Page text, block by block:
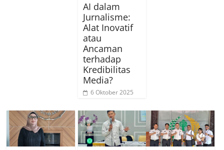
AI dalam
Jurnalisme:
Alat Inovatif
atau
Ancaman
terhadap
Kredibilitas
Media?
6 Oktober 2025